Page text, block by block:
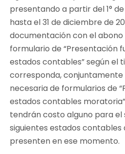
presentando a partir del 1°
hasta el 31 de diciembre de
documentación con el abono
formulario de “Presentación
estados contables” según el
corresponda,
necesaria de formularios de
estados contables
tendrán costo alguno para el
siguientes estados contables
presenten en ese momento.